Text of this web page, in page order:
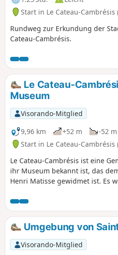
Start in Le Cateau-Cambrésis
Rundweg zur Erkundung der
Cateau-Cambrésis.
Le Cateau-
Museum
Visorando-Mitglied
9,96 km
+52 m -52 m
Start in Le Cateau-Cambrésis
Le Cateau-Cambrésis ist eine
ihr Museum bekannt ist, das
Henri Matisse gewidmet ist. Es
Palais Fénelon.
Umgebung von
Visorando-Mitglied